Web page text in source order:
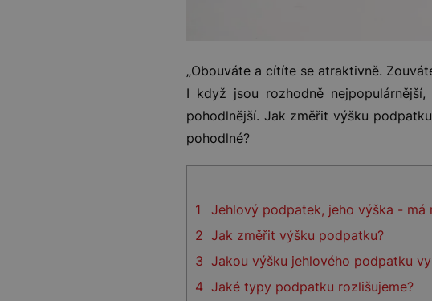
„Obouváte a cítíte se atraktivně.
I když jsou rozhodně
pohodlnější. Jak změřit výšku
pohodlné?
1
Jehlový podpatek, jeho výška - má
2 Jak změřit výšku podpatku?
3 Jakou výšku jehlového podpatku
4 Jaké typy podpatku rozlišujeme?